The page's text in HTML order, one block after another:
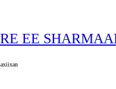
EE